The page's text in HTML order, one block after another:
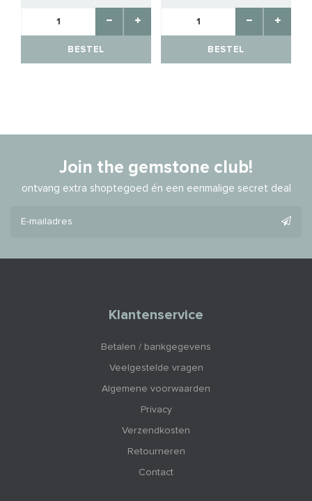
BESTEL BESTEL
Join the gemstone club!
ontvang extra shoptegoed én een eenmalige secret deal
Klantenservice
Betalen / bankgegevens
Veelgestelde vragen
Algemene voorwaarden
Privacy
Verzendkosten
Retourneren
Contact